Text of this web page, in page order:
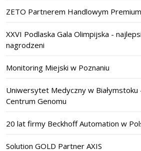
ZETO Partnerem Handlowym Premium
XXVI Podlaska Gala Olimpijska -
nagrodzeni
Monitoring Miejski w Poznaniu
Uniwersytet Medyczny w
Centrum Genomu
20 lat firmy Beckhoff Automation w
Solution GOLD Partner AXIS